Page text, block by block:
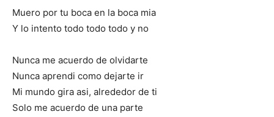
Muero por tu boca en la boca mia
Y lo intento todo todo todo y no
Nunca me acuerdo de olvidarte
Nunca aprendi como dejarte ir
Mi mundo gira asi, alrededor de ti
Solo me acuerdo de una parte